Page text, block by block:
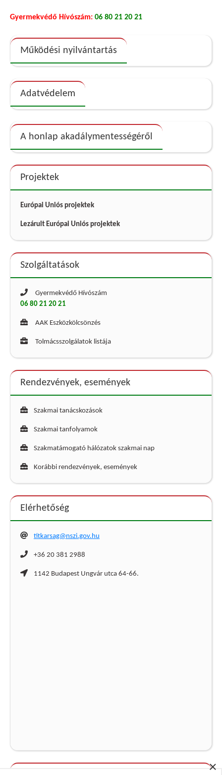
×
Gyermekvédő Hívószám: 06 80 21 20 21
Működési nyilvántartás
Adatvédelem
A honlap akadálymentességéről
Projektek
Európai Uniós projektek
Lezárult Európai Uniós projektek
Szolgáltatások
Gyermekvédő Hívószám
06 80 21 20 21
AAK Eszközkölcsönzés
Tolmácsszolgálatok listája
Rendezvények, események
Szakmai tanácskozások
Szakmai tanfolyamok
Szakmatámogató hálózatok szakmai nap
Korábbi rendezvények, események
Elérhetőség
titkarsag@nszi.gov.hu
+36 20 381 2988
1142 Budapest Ungvár utca 64-66.